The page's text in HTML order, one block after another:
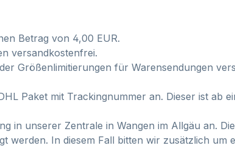
Betrag von 4,00 EUR.
versandkostenfrei.
Größenlimitierungen für Warensendungen
Paket mit Trackingnummer an. Dieser ist ab
in unserer Zentrale in Wangen im Allgäu an.
In diesem Fall bitten wir zusätzlich um